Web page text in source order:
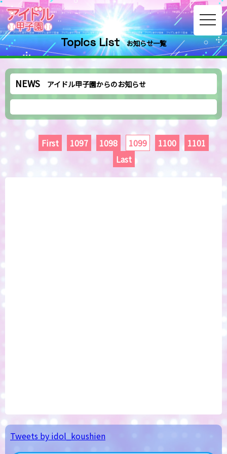
Topics List お知らせ一覧
NEWS アイドル甲子園からのお知らせ
First 1097 1098 1099 1100
1101
Last
Tweets by idol_koushien
toggle